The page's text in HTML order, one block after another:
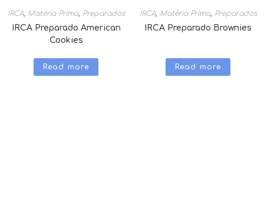
IRCA, Matéria Prima, Preparados
IRCA Preparado American
Cookies
Read more
IRCA, Matéria Prima, Preparados
IRCA Preparado Brownies
Read more